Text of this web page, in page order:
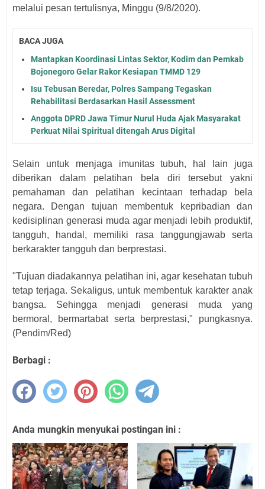
melalui pesan tertulisnya, Minggu (9/8/2020).
BACA JUGA
Mantapkan Koordinasi Lintas Sektor, Kodim dan Pemkab
Bojonegoro Gelar Rakor Kesiapan TMMD 129
Isu Tebusan Beredar, Polres Sampang Tegaskan
Rehabilitasi Berdasarkan Hasil Assessment
Anggota DPRD Jawa Timur Nurul Huda Ajak Masyarakat
Perkuat Nilai Spiritual ditengah Arus Digital
Selain untuk menjaga imunitas tubuh, hal lain juga
diberikan dalam pelatihan bela diri tersebut yakni
pemahaman dan pelatihan kecintaan terhadap bela
negara. Dengan tujuan membentuk kepribadian dan
kedisiplinan generasi muda agar menjadi lebih produktif,
tangguh, handal, memiliki rasa tanggungjawab serta
berkarakter tangguh dan berprestasi.
"Tujuan diadakannya pelatihan ini, agar kesehatan tubuh
tetap terjaga. Sekaligus, untuk membentuk karakter anak
bangsa. Sehingga menjadi generasi muda yang
bermoral, bermartabat serta berprestasi," pungkasnya.
(Pendim/Red)
Berbagi :
Anda mungkin menyukai postingan ini :